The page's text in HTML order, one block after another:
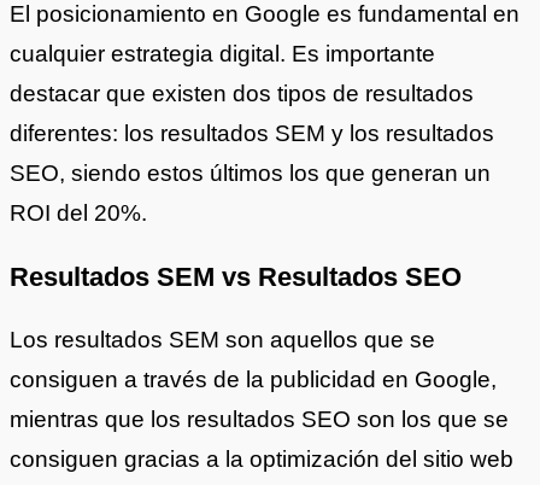
El posicionamiento en Google es fundamental en
cualquier estrategia digital. Es importante
destacar que existen dos tipos de resultados
diferentes: los resultados SEM y los resultados
SEO, siendo estos últimos los que generan un
ROI del 20%.
Resultados SEM vs Resultados SEO
Los resultados SEM son aquellos que se
consiguen a través de la publicidad en Google,
mientras que los resultados SEO son los que se
consiguen gracias a la optimización del sitio web